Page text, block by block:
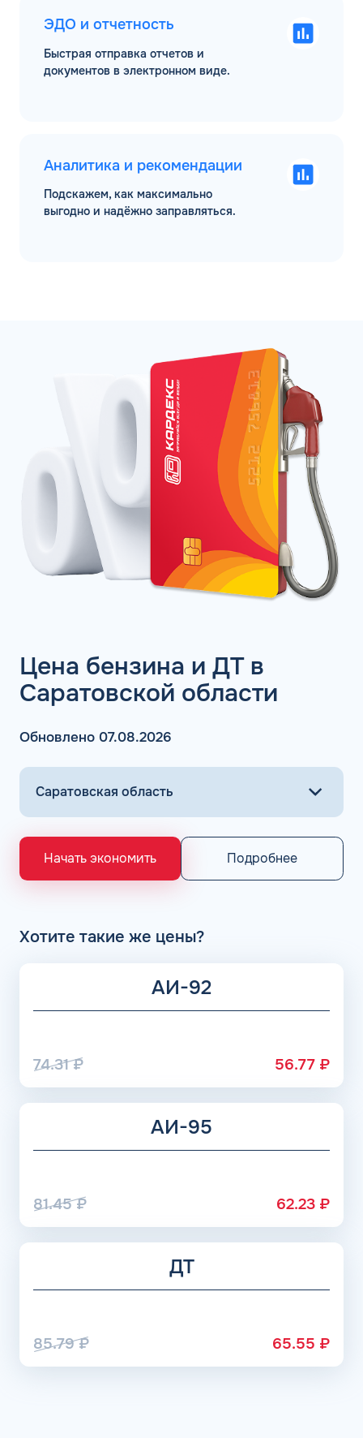
ЭДО и отчетность
Быстрая отправка отчетов и
документов в электронном виде.
Аналитика и рекомендации
Подскажем, как максимально
выгодно и надёжно заправляться.
Цена бензина и ДТ в
Саратовской области
Обновлено 07.08.2026
Начать экономить Подробнее
Хотите такие же цены?
АИ-92
74.31₽ 56.77 ₽
АИ-95
81.45₽ 62.23 ₽
ДТ
85.79₽ 65.55 ₽